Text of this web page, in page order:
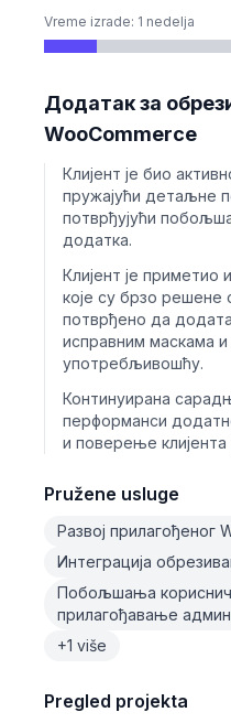
Vreme izrade: 1 nedelja
Додатак за
WooCommerce
Клијент је био
пружајући детаљне
потврђујући
додатка.
Клијент је приметио
које су брзо решене
потврђено да
исправним маскама
употребљивошћу.
Континуирана
перформанси
и поверење
Pružene usluge
Развој прилагођеног
Интеграција
Побољшања
прилагођавање
+1 više
Pregled projekta